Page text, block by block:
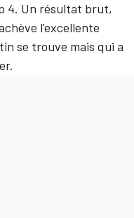
4. Un résultat brut,
l'excellente
se trouve mais qui a